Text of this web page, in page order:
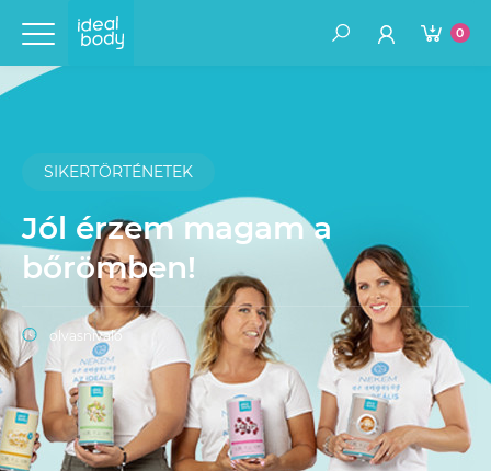
0
SIKERTÖRTÉNETEK
Jól érzem magam a
bőrömben!
olvasnivaló